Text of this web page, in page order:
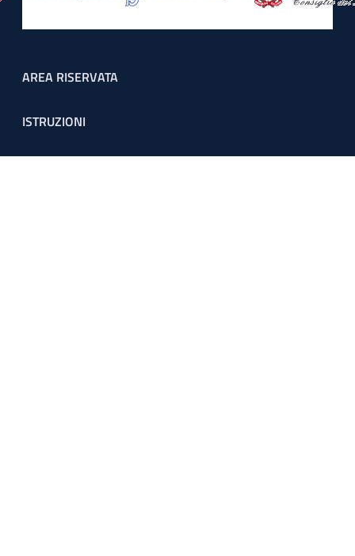
Footer menu
AREA RISERVATA
ISTRUZIONI